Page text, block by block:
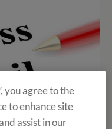
you agree to the
to enhance site
assist in our